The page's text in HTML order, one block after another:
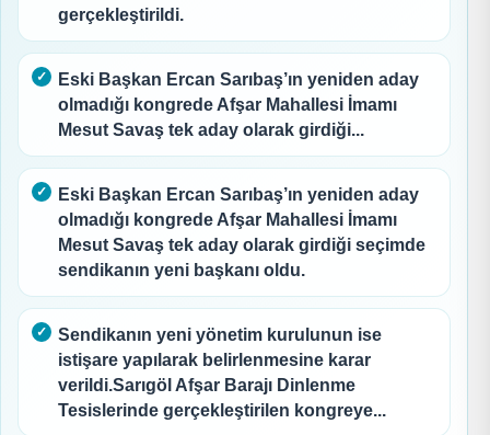
gerçekleştirildi.
Eski Başkan Ercan Sarıbaş’ın yeniden aday
olmadığı kongrede Afşar Mahallesi İmamı
Mesut Savaş tek aday olarak girdiği...
Eski Başkan Ercan Sarıbaş’ın yeniden aday
olmadığı kongrede Afşar Mahallesi İmamı
Mesut Savaş tek aday olarak girdiği seçimde
sendikanın yeni başkanı oldu.
Sendikanın yeni yönetim kurulunun ise
istişare yapılarak belirlenmesine karar
verildi.Sarıgöl Afşar Barajı Dinlenme
Tesislerinde gerçekleştirilen kongreye...